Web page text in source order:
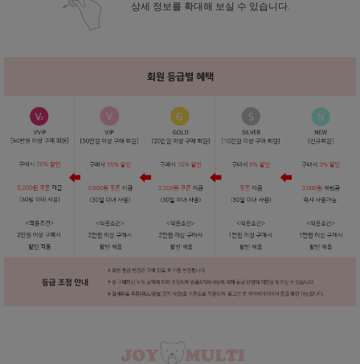
상세 정보를 확대해 보실 수 있습니다.